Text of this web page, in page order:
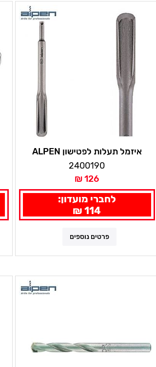
איזמל תעלות לפטישון ALPEN
2400190
126 ₪
לחברי מועדון:
114 ₪
פרטים נוספים